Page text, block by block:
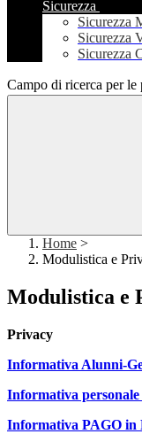
Sicurezza
Sicurezza
Sicurezza
Sicurezza
Campo di ricerca per le
Home >
Modulistica e
Modulistica e
Privacy
Informativa Alunni-
Informativa personale
Informativa PAGO in